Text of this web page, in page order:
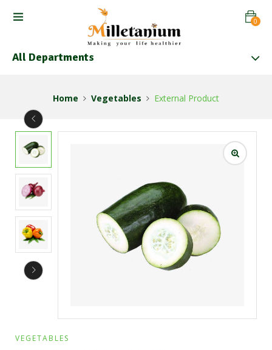
0
All Departments
Home Vegetables External Product
VEGETABLES